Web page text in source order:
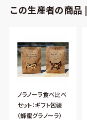
この生産者の商品 |
ノラノーラ食べ比べ
セット：ギフト包装
（蜂蜜グラノーラ）